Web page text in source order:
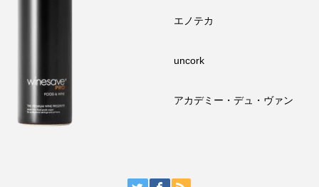
エノテカ
uncork
アカデミー・デュ・ヴァン